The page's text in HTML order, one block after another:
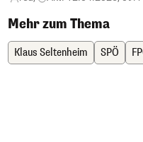
Mehr zum Thema
Klaus Seltenheim SPÖ